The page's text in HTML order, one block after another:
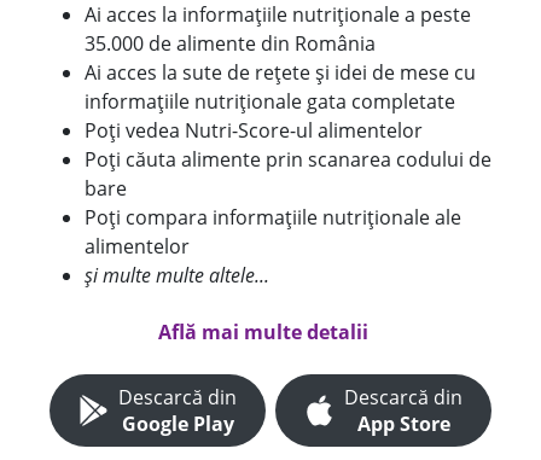
Ai acces la informațiile nutriționale a peste
35.000 de alimente din România
Ai acces la sute de rețete și idei de mese cu
informațiile nutriționale gata completate
Poți vedea Nutri-Score-ul alimentelor
Poți căuta alimente prin scanarea codului de
bare
Poți compara informațiile nutriționale ale
alimentelor
și multe multe altele...
Află mai multe detalii
Descarcă din
Google Play
Descarcă din
App Store